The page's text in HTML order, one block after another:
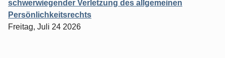
schwerwiegender Verletzung des allgemeinen
Persönlichkeitsrechts
Freitag, Juli 24 2026